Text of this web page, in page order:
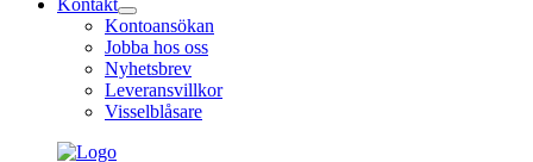
Kontakt
Kontoansökan
Jobba hos oss
Nyhetsbrev
Leveransvillkor
Visselblåsare